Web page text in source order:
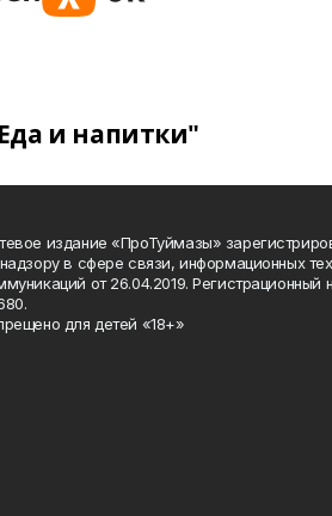
и напитки"
издание «ПроТуймазы»
в сфере связи, информационных
от 26.04.2019.
для детей «18+»